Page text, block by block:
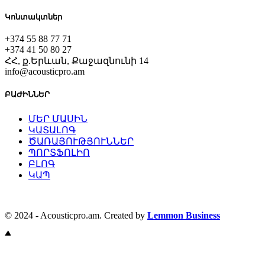
Կոնտակտներ
+374 55 88 77 71
+374 41 50 80 27
ՀՀ, ք.Երևան, Քաջազնունի 14
info@acousticpro.am
ԲԱԺԻՆՆԵՐ
ՄԵՐ ՄԱՍԻՆ
ԿԱՏԱԼՈԳ
ԾԱՌԱՅՈՒԹՅՈՒՆՆԵՐ
ՊՈՐՏՖՈԼԻՈ
ԲԼՈԳ
ԿԱՊ
© 2024 - Acousticpro.am. Created by Lemmon Business